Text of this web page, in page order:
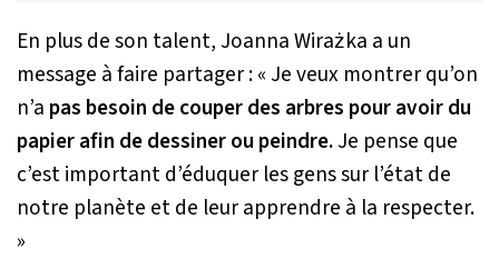
En plus de son talent, Joanna Wirażka a un
message à faire partager :« Je veux montrer qu’on
n’a pas besoin de couper des arbres pour avoir du
papier afin de dessiner ou peindre.Je pense que
c’est important d’éduquer les gens sur l’état de
notre planète et de leur apprendre à la respecter.
»